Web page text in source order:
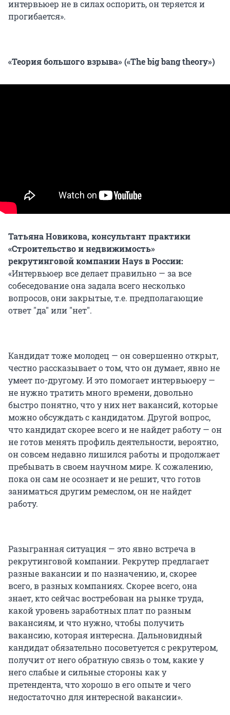
интервьюер не в силах оспорить, он теряется и
прогибается».
«Теория большого взрыва» («The big bang theory»)
Татьяна Новикова, консультант практики
«Строительство и недвижимость»
рекрутинговой компании Hays в России:
«Интервьюер все делает правильно — за все
собеседование она задала всего несколько
вопросов, они закрытые, т.е. предполагающие
ответ "да" или "нет".
Кандидат тоже молодец — он совершенно открыт,
честно рассказывает о том, что он думает, явно не
умеет по-другому. И это помогает интервьюеру —
не нужно тратить много времени, довольно
быстро понятно, что у них нет вакансий, которые
можно обсуждать с кандидатом. Другой вопрос,
что кандидат скорее всего и не найдет работу — он
не готов менять профиль деятельности, вероятно,
он совсем недавно лишился работы и продолжает
пребывать в своем научном мире. К сожалению,
пока он сам не осознает и не решит, что готов
заниматься другим ремеслом, он не найдет
работу.
Разыгранная ситуация — это явно встреча в
рекрутинговой компании. Рекрутер предлагает
разные вакансии и по назначению, и, скорее
всего, в разных компаниях. Скорее всего, она
знает, кто сейчас востребован на рынке труда,
какой уровень заработных плат по разным
вакансиям, и что нужно, чтобы получить
вакансию, которая интересна. Дальновидный
кандидат обязательно посоветуется с рекрутером,
получит от него обратную связь о том, какие у
него слабые и сильные стороны как у
претендента, что хорошо в его опыте и чего
недостаточно для интересной вакансии».